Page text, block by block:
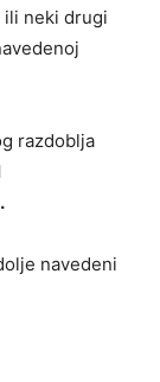
neki drugi
razdoblja
.
navedeni